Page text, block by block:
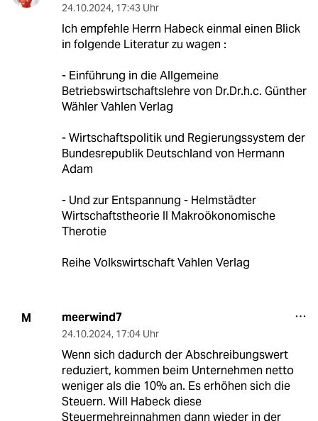
24.10.2024, 17:43 Uhr
Ich empfehle Herrn Habeck einmal einen Blick
in folgende Literatur zu wagen :
- Einführung in die Allgemeine
Betriebswirtschaftslehre von Dr.Dr.h.c. Günther
Wähler Vahlen Verlag
- Wirtschaftspolitik und Regierungssystem der
Bundesrepublik Deutschland von Hermann
Adam
- Und zur Entspannung - Helmstädter
Wirtschaftstheorie II Makroökonomische
Therotie
Reihe Volkswirtschaft Vahlen Verlag
M meerwind7
24.10.2024, 17:04 Uhr
Wenn sich dadurch der Abschreibungswert
reduziert, kommen beim Unternehmen netto
weniger als die 10% an. Es erhöhen sich die
Steuern. Will Habeck diese
Steuermehreinnahmen dann wieder in der